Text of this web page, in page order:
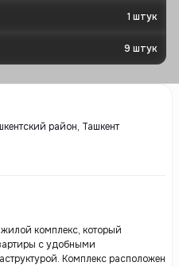
1 штук
9 штук
район, Ташкент
комплекс, который
с удобными
Комплекс расположен